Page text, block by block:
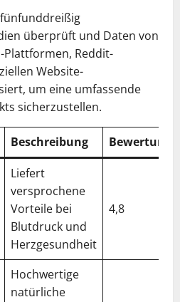
überprüft und Daten von
Plattformen, Reddit-
Website-
um eine umfassende
sicherzustellen.
Beschreibung Bewertung/
Liefert
versprochene
Vorteile bei
Blutdruck und
Herzgesundheit
4,8
Hochwertige
natürliche